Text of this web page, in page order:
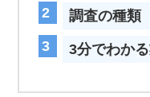
調査の種類
3分でわか